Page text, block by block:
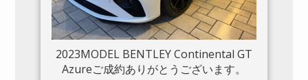
2023MODEL BENTLEY Continental GT
Azureご成約ありがとうございます。